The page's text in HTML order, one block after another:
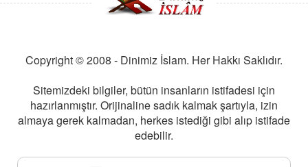
Copyright © 2008 - Dinimiz İslam. Her Hakkı Saklıdır.
Sitemizdeki bilgiler, bütün insanların istifadesi için
hazırlanmıştır. Orijinaline sadık kalmak şartıyla, izin
almaya gerek kalmadan, herkes istediği gibi alıp istifade
edebilir.